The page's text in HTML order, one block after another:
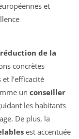
et
réduction de la
concrètes
l’efficacité
un conseiller
les habitants
De plus, la
est accentuée